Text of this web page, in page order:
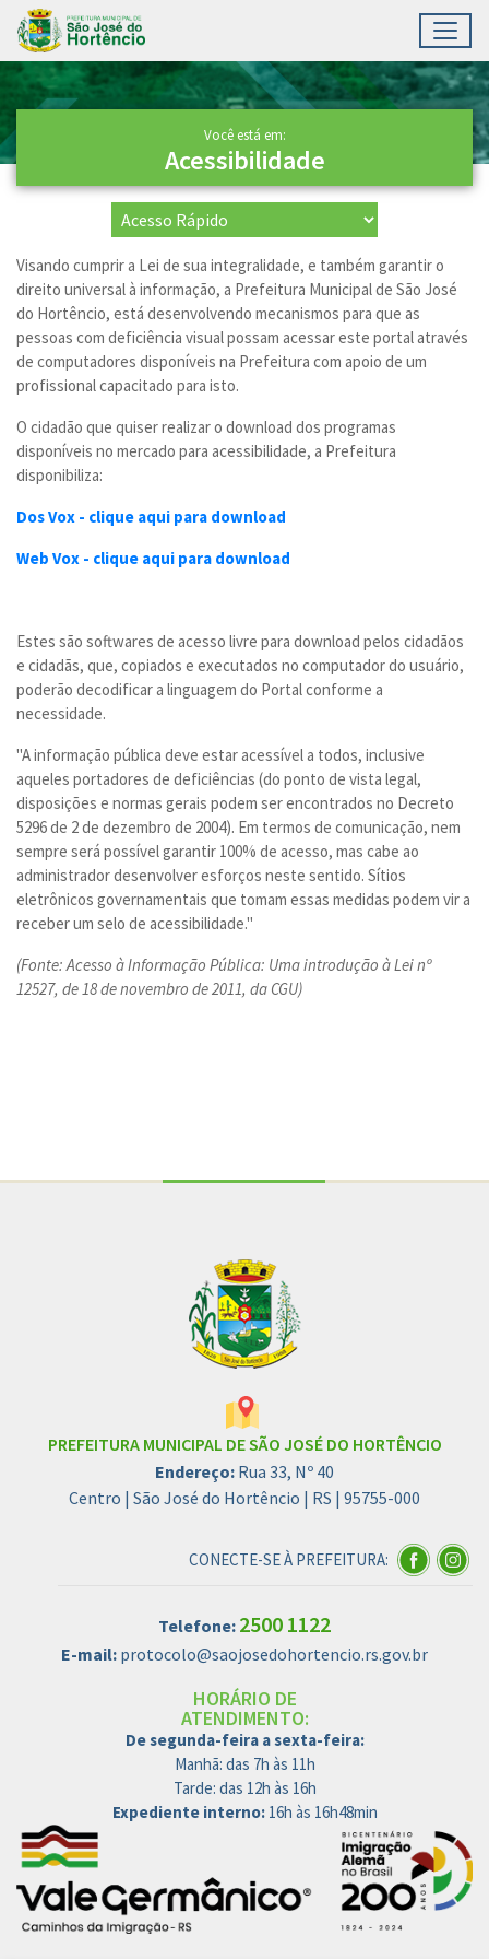
Ir para conteúdo principal
Conteúdo Principal
Você está em:
Acessibilidade
Visando cumprir a Lei de sua integralidade, e também garantir o
direito universal à informação, a Prefeitura Municipal de São José
do Hortêncio, está desenvolvendo mecanismos para que as
pessoas com deficiência visual possam acessar este portal através
de computadores disponíveis na Prefeitura com apoio de um
profissional capacitado para isto.
O cidadão que quiser realizar o download dos programas
disponíveis no mercado para acessibilidade, a Prefeitura
disponibiliza:
Dos Vox - clique aqui para download
Web Vox - clique aqui para download
Estes são softwares de acesso livre para download pelos cidadãos
e cidadãs, que, copiados e executados no computador do usuário,
poderão decodificar a linguagem do Portal conforme a
necessidade.
"A informação pública deve estar acessível a todos, inclusive
aqueles portadores de deficiências (do ponto de vista legal,
disposições e normas gerais podem ser encontrados no Decreto
5296 de 2 de dezembro de 2004). Em termos de comunicação, nem
sempre será possível garantir 100% de acesso, mas cabe ao
administrador desenvolver esforços neste sentido. Sítios
eletrônicos governamentais que tomam essas medidas podem vir a
receber um selo de acessibilidade."
(Fonte: Acesso à Informação Pública: Uma introdução à Lei nº
12527, de 18 de novembro de 2011, da CGU)
PREFEITURA MUNICIPAL DE SÃO JOSÉ DO HORTÊNCIO
Endereço: Rua 33, Nº 40
Centro | São José do Hortêncio | RS | 95755-000
CONECTE-SE À PREFEITURA:
Telefone: 2500 1122
E-mail: protocolo@saojosedohortencio.rs.gov.br
HORÁRIO DE
ATENDIMENTO:
De segunda-feira a sexta-feira:
Manhã: das 7h às 11h
Tarde: das 12h às 16h
Expediente interno: 16h às 16h48min